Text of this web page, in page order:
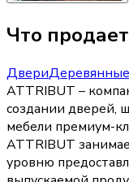
Что продает
Двери
ATTRIBUT –
создании дверей,
мебели премиум-
ATTRIBUT
уровню